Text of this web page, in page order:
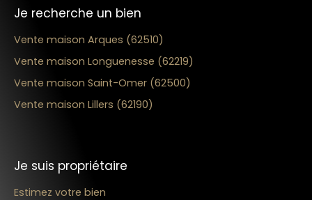
Je recherche un bien
Vente maison Arques (62510)
Vente maison Longuenesse (62219)
Vente maison Saint-Omer (62500)
Vente maison Lillers (62190)
Je suis propriétaire
Estimez votre bien